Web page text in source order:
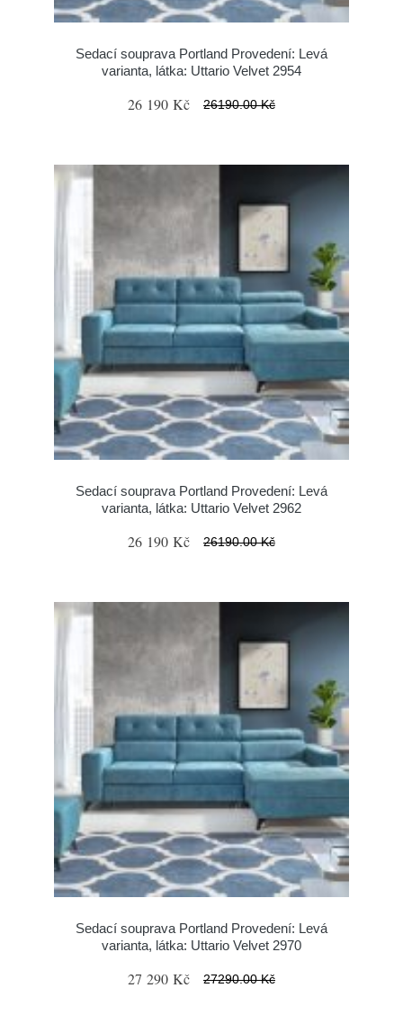
Sedací souprava Portland Provedení: Levá
varianta, látka: Uttario Velvet 2954
26 190 Kč 26190.00 Kč
Sedací souprava Portland Provedení: Levá
varianta, látka: Uttario Velvet 2962
26 190 Kč 26190.00 Kč
Sedací souprava Portland Provedení: Levá
varianta, látka: Uttario Velvet 2970
27 290 Kč 27290.00 Kč